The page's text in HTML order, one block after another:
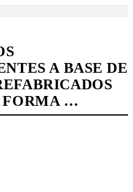
A BASE DE
FORMA …